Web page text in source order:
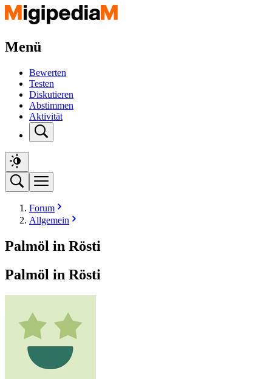
Menü
Bewerten
Testen
Diskutieren
Abstimmen
Aktivität
Forum
Allgemein
Palmöl in Rösti
Palmöl in Rösti